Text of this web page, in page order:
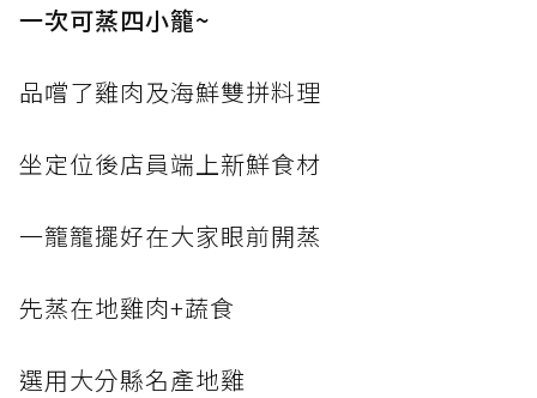
一次可蒸四小籠~
品嚐了雞肉及海鮮雙拼料理
坐定位後店員端上新鮮食材
一籠籠擺好在大家眼前開蒸
先蒸在地雞肉+蔬食
選用大分縣名產地雞